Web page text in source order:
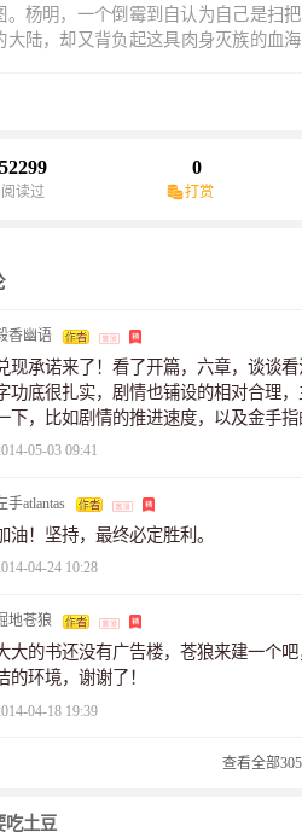
。杨明，一个倒霉到自认为自己是扫
大陆，却又背负起这具肉身灭族的血
天灵大陆无法无皇，那么我何不就做那
河，让这天地为他颤抖。江山如画这
52299
阅读过
0
打赏
香幽语
现承诺来了！看了开篇，六章，谈谈
功底很扎实，剧情也铺设的相对合理
下，比如剧情的推进速度，以及金手
多东西逻辑性比较缺失，过于YY，却
，学习一下！
05-03 09:41
手atlantas
油！坚持，最终必定胜利。
04-24 10:28
地苍狼
大的书还没有广告楼，苍狼来建一个
的环境，谢谢了！
04-18 19:39
查看全部305
吃土豆